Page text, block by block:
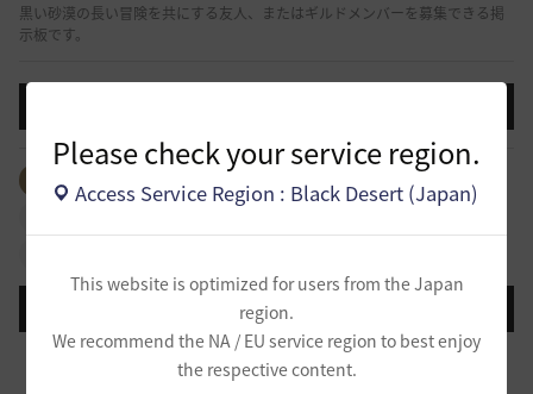
Please check your service region.
Access Service Region : Black Desert (Japan)
This website is optimized for users from the Japan
region.
We recommend the NA / EU service region to best enjoy
the respective content.
黒い砂漠の長い冒険を共にする友人、またはギルドメンバーを募集できる掲
示板です。
全体のタグを見る #ギルド
コメント順
新設ギルド 「Shmurda」立ち上げメンバー募集！現在3